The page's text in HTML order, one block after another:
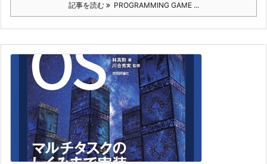
記事を読む PROGRAMMING GAME ...